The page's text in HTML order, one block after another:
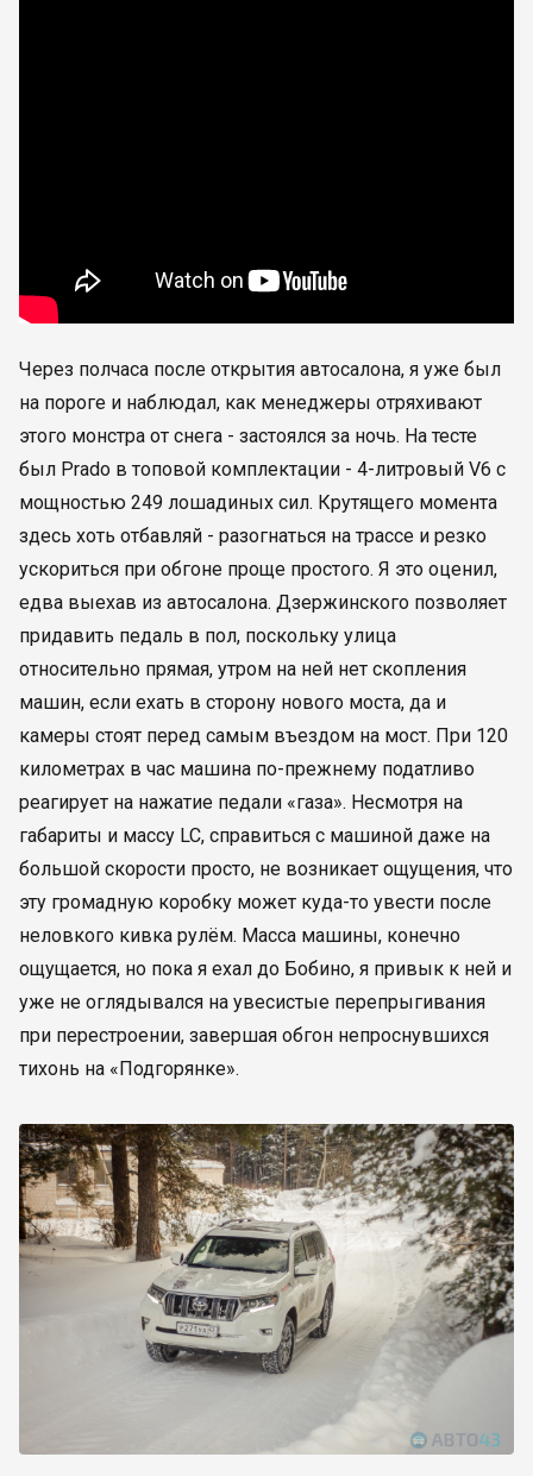
Через полчаса после открытия автосалона, я уже был
на пороге и наблюдал, как менеджеры отряхивают
этого монстра от снега - застоялся за ночь. На тесте
был Prado в топовой комплектации - 4-литровый V6 с
мощностью 249 лошадиных сил. Крутящего момента
здесь хоть отбавляй - разогнаться на трассе и резко
ускориться при обгоне проще простого. Я это оценил,
едва выехав из автосалона. Дзержинского позволяет
придавить педаль в пол, поскольку улица
относительно прямая, утром на ней нет скопления
машин, если ехать в сторону нового моста, да и
камеры стоят перед самым въездом на мост. При 120
километрах в час машина по-прежнему податливо
реагирует на нажатие педали «газа». Несмотря на
габариты и массу LC, справиться с машиной даже на
большой скорости просто, не возникает ощущения, что
эту громадную коробку может куда-то увести после
неловкого кивка рулём. Масса машины, конечно
ощущается, но пока я ехал до Бобино, я привык к ней и
уже не оглядывался на увесистые перепрыгивания
при перестроении, завершая обгон непроснувшихся
тихонь на «Подгорянке».